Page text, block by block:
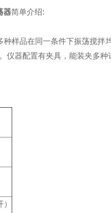
器简单介绍:
种样品在同一条件下振荡搅
仪器配置有夹具，能装夹多